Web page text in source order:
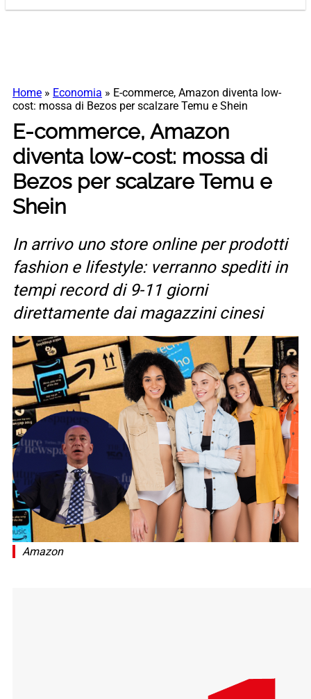
Home » Economia » E-commerce, Amazon diventa low-
cost: mossa di Bezos per scalzare Temu e Shein
E-commerce, Amazon
diventa low-cost: mossa di
Bezos per scalzare Temu e
Shein
In arrivo uno store online per prodotti
fashion e lifestyle: verranno spediti in
tempi record di 9-11 giorni
direttamente dai magazzini cinesi
Amazon